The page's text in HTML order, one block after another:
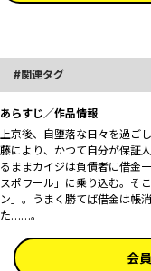
関連タグ
あらすじ／作品情報
上京後、自堕落な日々を過ご
藤により、かつて自分が保証
るままカイジは負債者に借金
スポワール」に乗り込む。そ
ン」。うまく勝てば借金は帳
た……。
会